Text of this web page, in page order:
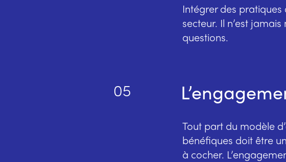
Intégrer des pratiques
secteur. Il n’est
questions.
05
Tout part du modèle
bénéfiques doit être
à cocher.